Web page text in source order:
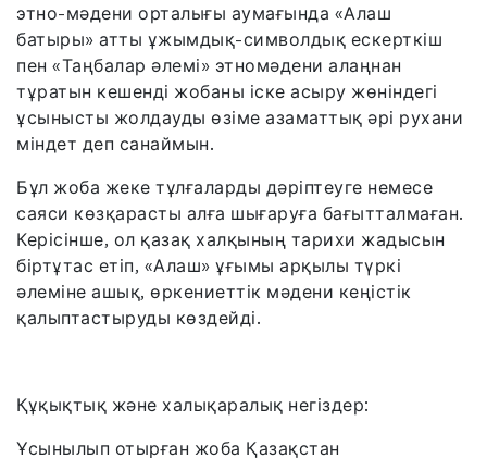
этно-мәдени орталығы аумағында «Алаш
батыры» атты ұжымдық-символдық ескерткіш
пен «Таңбалар әлемі» этномәдени алаңнан
тұратын кешенді жобаны іске асыру жөніндегі
ұсынысты жолдауды өзіме азаматтық әрі рухани
міндет деп санаймын.
Бұл жоба жеке тұлғаларды дәріптеуге немесе
саяси көзқарасты алға шығаруға бағытталмаған.
Керісінше, ол қазақ халқының тарихи жадысын
біртұтас етіп, «Алаш» ұғымы арқылы түркі
әлеміне ашық, өркениеттік мәдени кеңістік
қалыптастыруды көздейді.
Құқықтық және халықаралық негіздер:
Ұсынылып отырған жоба Қазақстан